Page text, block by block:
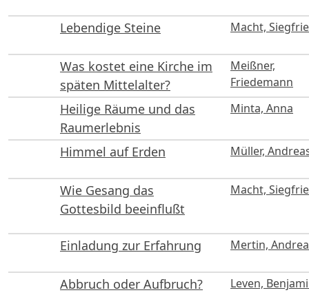
Lebendige Steine Macht,
Was kostet eine Kirche im
späten Mittelalter?
Meißner,
Friedemann
Heilige Räume und das
Raumerlebnis
Minta, Anna
Himmel auf Erden Müller,
Wie Gesang das
Gottesbild beeinflußt
Macht,
Einladung zur Erfahrung Mertin,
Abbruch oder Aufbruch? Leven,